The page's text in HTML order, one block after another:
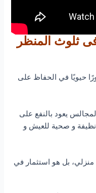
ثلوث المنظر
حيويًا في الحفاظ على
يعود بالنفع على
نظيفة و صحية للعيش و
بل هو استثمار في